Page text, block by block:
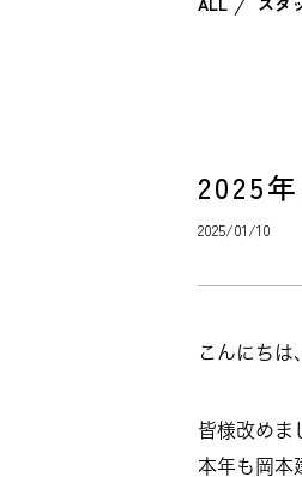
2025
2025/01/10
こんにちは
皆様改めま
本年も岡本